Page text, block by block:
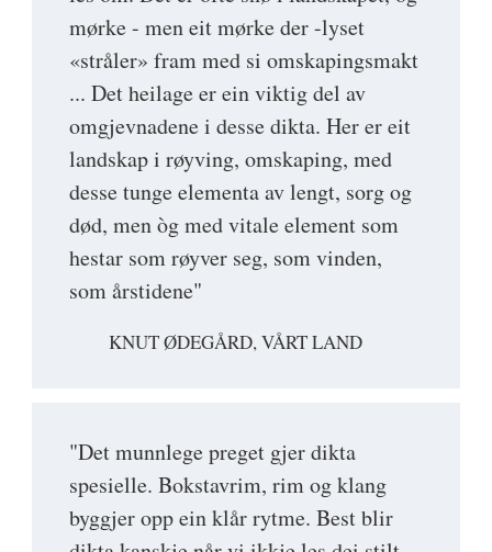
mørke - men eit mørke der -lyset
«stråler» fram med si omskapingsmakt
... Det heilage er ein viktig del av
omgjevnadene i desse dikta. Her er eit
landskap i røyving, omskaping, med
desse tunge elementa av lengt, sorg og
død, men òg med vitale element som
hestar som røyver seg, som vinden,
som årstidene"
KNUT ØDEGÅRD, VÅRT LAND
"Det munnlege preget gjer dikta
spesielle. Bokstavrim, rim og klang
byggjer opp ein klår rytme. Best blir